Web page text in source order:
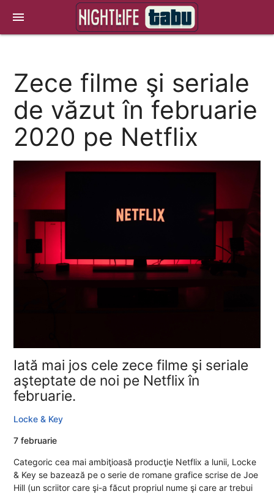
menu
Zece filme şi seriale
de văzut în februarie
2020 pe Netflix
Iată mai jos cele zece filme şi seriale
aşteptate de noi pe Netflix în
februarie.
Locke & Key
7 februarie
Categoric cea mai ambiţioasă producţie Netflix a lunii, Locke
& Key se bazează pe o serie de romane grafice scrise de Joe
Hill (un scriitor care şi-a făcut propriul nume şi care ar trebui